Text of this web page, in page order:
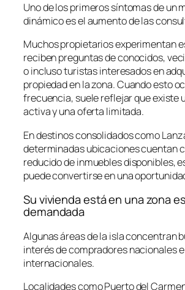
Uno de los primeros síntomas de un
dinámico es el aumento de las
Muchos propietarios experimentan
reciben preguntas de conocidos,
o incluso turistas interesados en
propiedad en la zona. Cuando esto
frecuencia, suele reflejar que existe
activa y una oferta limitada.
En destinos consolidados como
determinadas ubicaciones cuentan
reducido de inmuebles disponibles,
puede convertirse en una
Su vivienda está en una zona
demandada
Algunas áreas de la isla concentran
interés de compradores nacionales e
internacionales.
Localidades como Puerto del